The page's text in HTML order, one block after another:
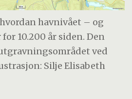
havnivået – og
10.200 år siden. Den
ved
Silje Elisabeth